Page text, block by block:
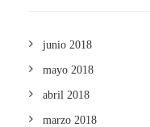
junio 2018
mayo 2018
abril 2018
marzo 2018